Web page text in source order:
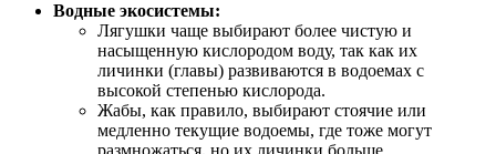
Водные экосистемы:
Лягушки чаще выбирают более чистую и
насыщенную кислородом воду, так как их
личинки (главы) развиваются в водоемах с
высокой степенью кислорода.
Жабы, как правило, выбирают стоячие или
медленно текущие водоемы, где тоже могут